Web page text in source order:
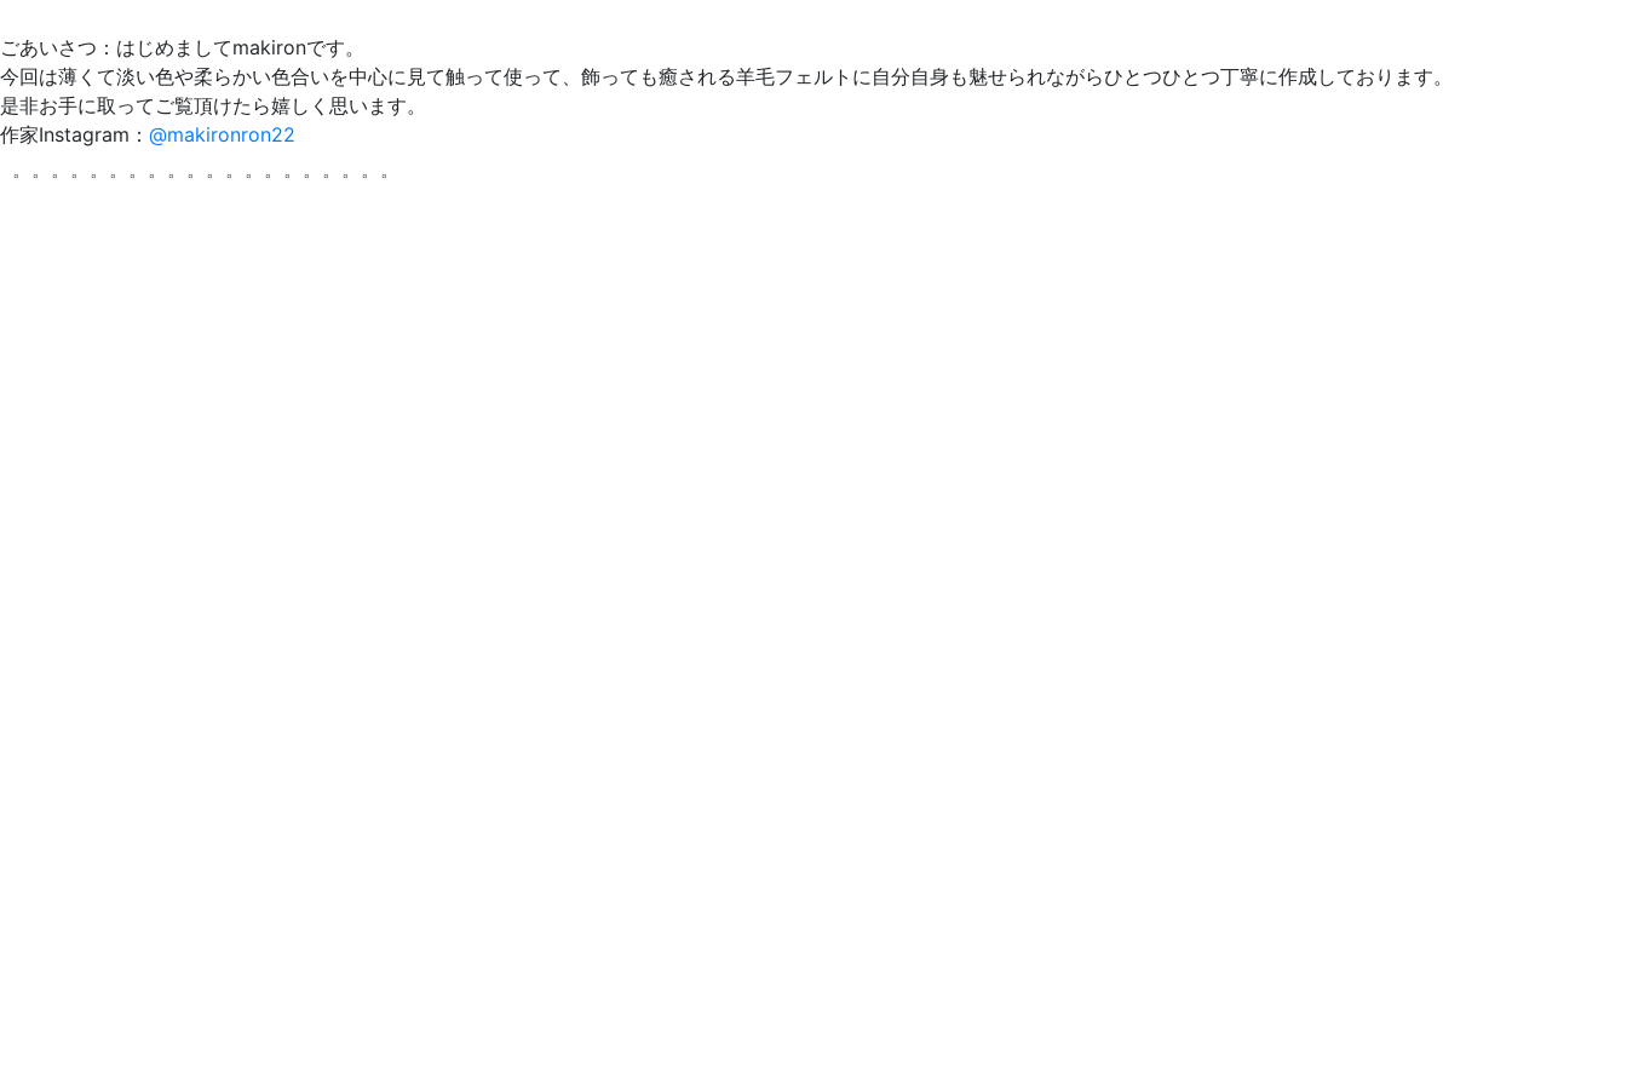
ごあいさつ：はじめましてmakironです。
今回は薄くて淡い色や柔らかい色合いを中心に見て触って使って、飾っても癒される羊毛フェルトに自分自身も魅せられながらひとつひとつ丁寧に作成しております。
是非お手に取ってご覧頂けたら嬉しく思います。
作家Instagram： @makironron22
゜゜゜゜゜゜゜゜゜゜゜゜゜゜゜゜゜゜゜゜